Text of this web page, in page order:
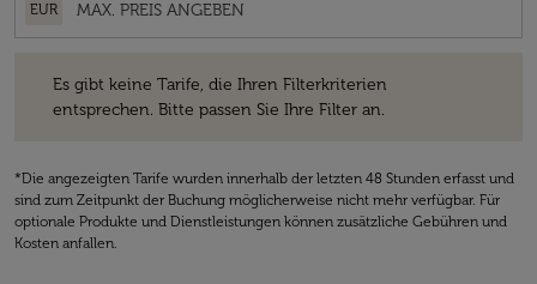
EUR
Es gibt keine Tarife, die Ihren Filterkriterien
entsprechen. Bitte passen Sie Ihre Filter an.
*Die angezeigten Tarife wurden innerhalb der letzten 48 Stunden erfasst und
sind zum Zeitpunkt der Buchung möglicherweise nicht mehr verfügbar. Für
optionale Produkte und Dienstleistungen können zusätzliche Gebühren und
Kosten anfallen.